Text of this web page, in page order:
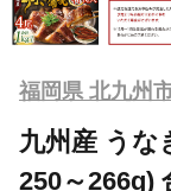
福岡県 北九州
九州産 うな
250～266g)